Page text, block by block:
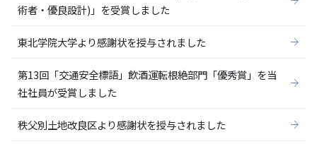
術者・優良設計)」を受賞しました
東北学院大学より感謝状を授与されました
第13回「交通安全標語」飲酒運転根絶部門「優秀賞」を当
社社員が受賞しました
秩父別土地改良区より感謝状を授与されました